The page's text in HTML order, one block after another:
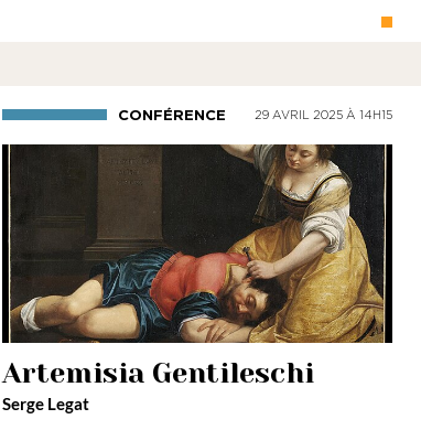
CONFÉRENCE 29 AVRIL 2025 À 14H15
Artemisia Gentileschi
Serge Legat